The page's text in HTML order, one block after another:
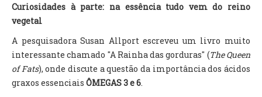
Curiosidades à parte: na essência tudo vem do reino
vegetal
A pesquisadora Susan Allport escreveu um livro muito
interessante chamado "A Rainha das gorduras" (The Queen
of Fats), onde discute a questão da importância dos ácidos
graxos essenciais ÔMEGAS 3 e 6.